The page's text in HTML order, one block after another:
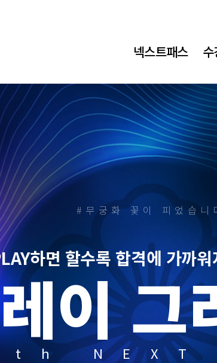
넥스트패스
#무궁화 꽃이 피었습니
하면 할수록합격에 가까
이 그
NEXT